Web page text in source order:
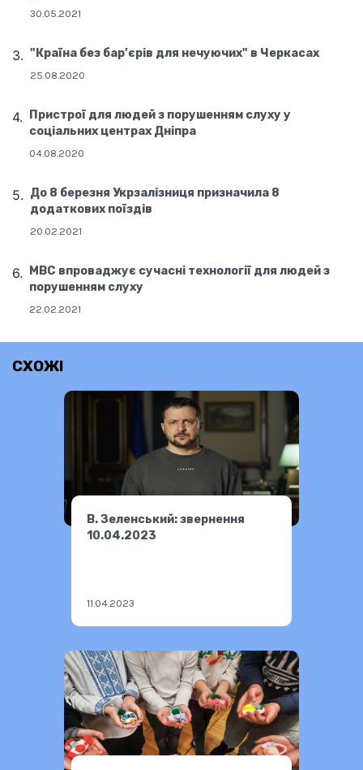
30.05.2021
"Країна без бар’єрів для нечуючих" в Черкасах
25.08.2020
Пристрої для людей з порушенням слуху у
соціальних центрах Дніпра
04.08.2020
До 8 березня Укрзалізниця призначила 8
додаткових поїздів
20.02.2021
МВС впроваджує сучасні технології для людей з
порушенням слуху
22.02.2021
СХОЖІ
В. Зеленський: звернення
10.04.2023
11.04.2023